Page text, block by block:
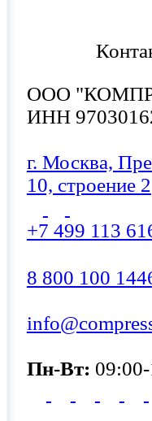
ООО
ИНН
г. Москва,
10, строение 2
+7 499 113
8 800 100
Пн-Вт: